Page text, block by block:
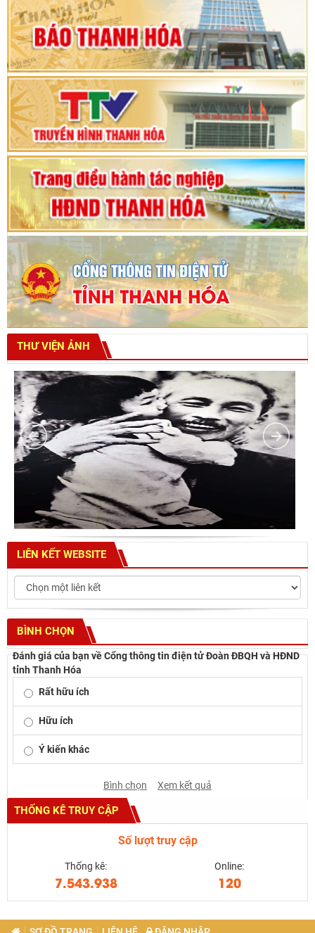
hội khóa XV
Phiên thảo luận Kỳ họp thứ 24, HĐND tỉnh
Thanh Hóa khóa XVIII, nhiệm kỳ 2021 - 2026
Bế mạc Kỳ họp thứ hai bốn, Hội đồng nhân dân
tỉnh khoá XVIII
THƯ VIỆN ẢNH
LIÊN KẾT WEBSITE
BÌNH CHỌN
Đánh giá của bạn về Cổng thông tin điện tử Đoàn ĐBQH và HĐND
tỉnh Thanh Hóa
Rất hữu ích
Hữu ích
Ý kiến khác
Bình chọn Xem kết quả
THỐNG KÊ TRUY CẬP
Số lượt truy cập
Thống kê:
7.543.938
Online:
120